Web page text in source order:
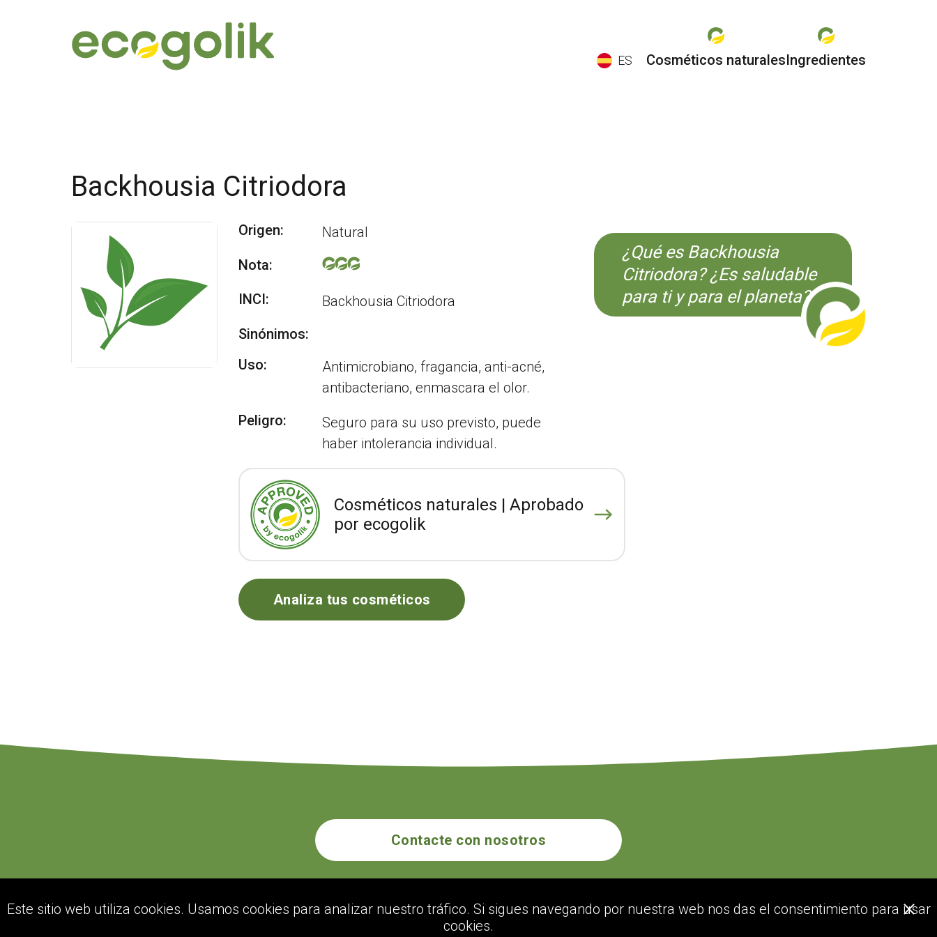
ES
Cosméticos naturalesIngredientes
¿Qué es Backhousia
Citriodora? ¿Es saludable
para ti y para el planeta?
Backhousia Citriodora
Origen:
Natural
Nota:
INCI:
Backhousia Citriodora
Sinónimos:
Uso:
Antimicrobiano, fragancia, anti-acné,
antibacteriano, enmascara el olor.
Peligro:
Seguro para su uso previsto, puede
haber intolerancia individual.
Cosméticos naturales | Aprobado
por ecogolik
Analiza tus cosméticos
Contacte con nosotros
ecogolik.com
Este sitio web utiliza cookies. Usamos cookies para analizar nuestro tráfico. Si sigues navegando por nuestra web nos das el consentimiento para usar
cookies.